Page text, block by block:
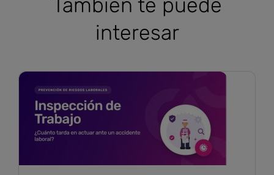
Tambien te puede
interesar